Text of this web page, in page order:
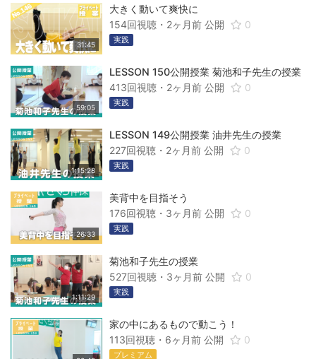
31:45
大きく動いて爽快に
154回視聴・ 2ヶ月前 公開 0
実践
59:05
LESSON 150公開授業 菊池和子先生の授業
413回視聴・ 2ヶ月前 公開 0
実践
1:15:28
LESSON 149公開授業 油井先生の授業
227回視聴・ 2ヶ月前 公開 0
実践
26:33
美背中を目指そう
176回視聴・ 3ヶ月前 公開 0
実践
1:11:29
菊池和子先生の授業
527回視聴・ 3ヶ月前 公開 0
実践
家の中にあるもので動こう！
113回視聴・ 6ヶ月前 公開 0
プレミアム